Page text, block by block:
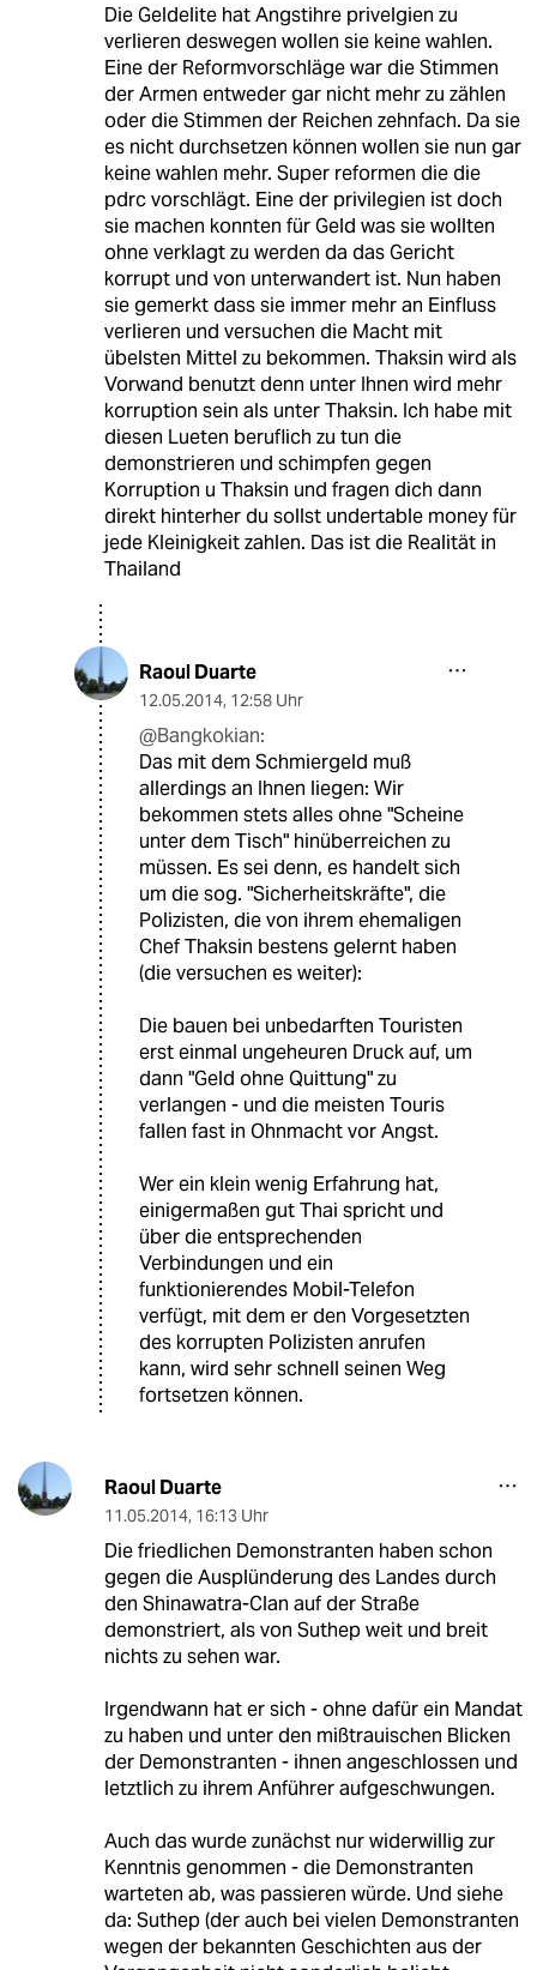
Die Geldelite hat Angstihre privelgien zu
verlieren deswegen wollen sie keine wahlen.
Eine der Reformvorschläge war die Stimmen
der Armen entweder gar nicht mehr zu zählen
oder die Stimmen der Reichen zehnfach. Da sie
es nicht durchsetzen können wollen sie nun gar
keine wahlen mehr. Super reformen die die
pdrc vorschlägt. Eine der privilegien ist doch
sie machen konnten für Geld was sie wollten
ohne verklagt zu werden da das Gericht
korrupt und von unterwandert ist. Nun haben
sie gemerkt dass sie immer mehr an Einfluss
verlieren und versuchen die Macht mit
übelsten Mittel zu bekommen. Thaksin wird als
Vorwand benutzt denn unter Ihnen wird mehr
korruption sein als unter Thaksin. Ich habe mit
diesen Lueten beruflich zu tun die
demonstrieren und schimpfen gegen
Korruption u Thaksin und fragen dich dann
direkt hinterher du sollst undertable money für
jede Kleinigkeit zahlen. Das ist die Realität in
Thailand
Raoul Duarte
12.05.2014, 12:58 Uhr
@Bangkokian:
Das mit dem Schmiergeld muß
allerdings an Ihnen liegen: Wir
bekommen stets alles ohne "Scheine
unter dem Tisch" hinüberreichen zu
müssen. Es sei denn, es handelt sich
um die sog. "Sicherheitskräfte", die
Polizisten, die von ihrem ehemaligen
Chef Thaksin bestens gelernt haben
(die versuchen es weiter):
Die bauen bei unbedarften Touristen
erst einmal ungeheuren Druck auf, um
dann "Geld ohne Quittung" zu
verlangen - und die meisten Touris
fallen fast in Ohnmacht vor Angst.
Wer ein klein wenig Erfahrung hat,
einigermaßen gut Thai spricht und
über die entsprechenden
Verbindungen und ein
funktionierendes Mobil-Telefon
verfügt, mit dem er den Vorgesetzten
des korrupten Polizisten anrufen
kann, wird sehr schnell seinen Weg
fortsetzen können.
Raoul Duarte
11.05.2014, 16:13 Uhr
Die friedlichen Demonstranten haben schon
gegen die Ausplünderung des Landes durch
den Shinawatra-Clan auf der Straße
demonstriert, als von Suthep weit und breit
nichts zu sehen war.
Irgendwann hat er sich - ohne dafür ein Mandat
zu haben und unter den mißtrauischen Blicken
der Demonstranten - ihnen angeschlossen und
letztlich zu ihrem Anführer aufgeschwungen.
Auch das wurde zunächst nur widerwillig zur
Kenntnis genommen - die Demonstranten
warteten ab, was passieren würde. Und siehe
da: Suthep (der auch bei vielen Demonstranten
wegen der bekannten Geschichten aus der